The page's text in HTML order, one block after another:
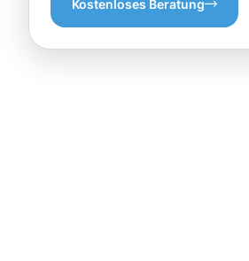
Kostenloses Beratung